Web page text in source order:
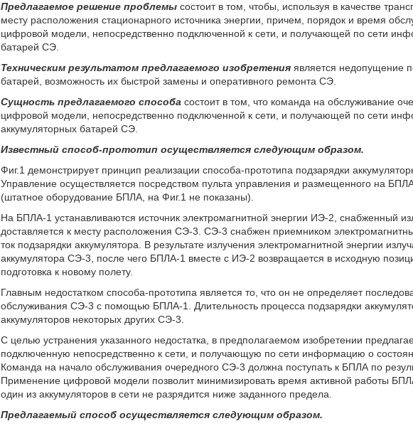
Предлагаемое решение проблемы состоит в том, чтобы, используя в качестве
месту расположения стационарного источника энергии, причем, порядок и время
цифровой модели, непосредственно подключенной к сети, и получающей по сети
батарей СЭ.
Техническим результатом предлагаемого изобретенияявляется недопущение
батарей, возможность их быстрой замены и оперативного ремонта СЭ.
Сущность предлагаемого способасостоит в том, что команда на обслуживание
цифровой модели, непосредственно подключенной к сети, и получающей по сети
аккумуляторных батарей СЭ.
Известный способ-прототип осуществляется следующим образом.
Фиг.1 демонстрирует принцип реализации способа-прототипа подзарядки
Управление осуществляется посредством пульта управления и размещенного на
(штатное оборудование БПЛА, на Фиг.1 не показаны).
На БПЛА-1 устанавливаются источник электромагнитной энергии ИЭ-2, снабженный
доставляется к месту расположения СЭ-3. СЭ-3 снабжен приемником
ток подзарядки аккумулятора. В результате излучения электромагнитной энергии
аккумулятора СЭ-3, после чего БПЛА-1 вместе с ИЭ-2 возвращается в исходную
подготовка к новому полету.
Главным недостатком способа-прототипа является то, что он не определяет
обслуживания СЭ-3 с помощью БПЛА-1. Длительность процесса подзарядки
аккумуляторов некоторых других СЭ-3.
С целью устранения указанного недостатка, в предполагаемом изобретении
подключенную непосредственно к сети, и получающую по сети информацию о
Команда на начало обслуживания очередного СЭ-3 должна поступать к БПЛА по
Применение цифровой модели позволит минимизировать время активной работы
один из аккумуляторов в сети не разрядится ниже заданного предела.
Предлагаемый способ осуществляется следующим образом.